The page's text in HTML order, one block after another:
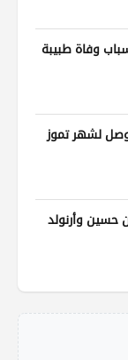
وفاة طبيبة
لشهر تموز
حسين وأرنولد